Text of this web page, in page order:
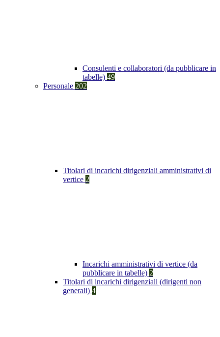
Consulenti e collaboratori (da pubblicare in
tabelle) 49
Personale 202
Titolari di incarichi dirigenziali amministrativi di
vertice 2
Incarichi amministrativi di vertice (da
pubblicare in tabelle) 2
Titolari di incarichi dirigenziali (dirigenti non
generali) 4